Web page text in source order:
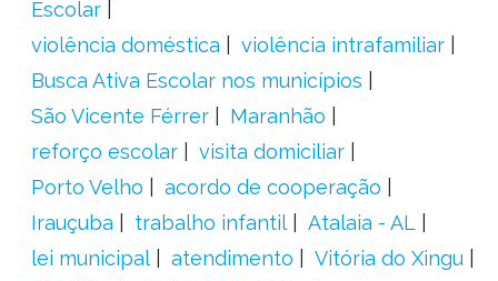
Escolar
violência doméstica
violência intrafamiliar
Busca Ativa Escolar nos municípios
São Vicente Férrer
Maranhão
reforço escolar
visita domiciliar
Porto Velho
acordo de cooperação
Irauçuba
trabalho infantil
Atalaia - AL
lei municipal
atendimento
Vitória do Xingu